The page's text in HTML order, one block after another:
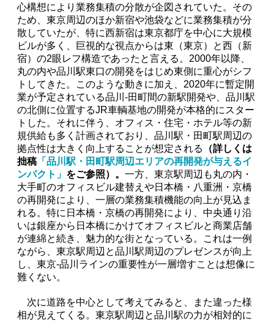
心構想により業務集積の分散が企図されていた。その
ため、東京周辺のほか新宿や池袋などに業務集積が分
散していたが、特に西新宿は東京都庁を中心に大規模
ビルが多く、巨視的な視点からは東（東京）と西（新
宿）の2眼レフ構造であったと言える。2000年以降、
丸の内や品川駅東口の開発をはじめ東側に重心がシフ
トしてきた。このような動きに加え、2020年に暫定開
業が予定されている品川-田町間の新駅開発や、品川駅
の北側に位置するJR車輌基地の開発が本格的にスター
トした。それに伴う、オフィス・住宅・ホテル等の新
規供給も多く計画されており、品川駅・田町駅周辺の
拠点性は大きく向上することが想定される
（詳しくは
拙稿 「品川駅・田町駅周辺エリアの再開発が与えるイ
ンパクト」 をご参照）。 一方、東京駅周辺も丸の内・
大手町のオフィスビル建替えや日本橋・八重洲・京橋
の再開発により、一層の業務集積機能の向上が見込ま
れる。特に日本橋・京橋の再開発により、中央通り沿
いは銀座から日本橋にかけてオフィスビルと商業店舗
が連綿と続き、魅力的な街となっている。これは一例
ながら、東京駅周辺と品川駅周辺のプレゼンスが向上
し、東京-品川ラインの重要性が一層増すことは想像に
難くない。
次に道路を中心として考えてみると、また違った様
相が見えてくる。東京駅周辺と品川駅の力が相対的に